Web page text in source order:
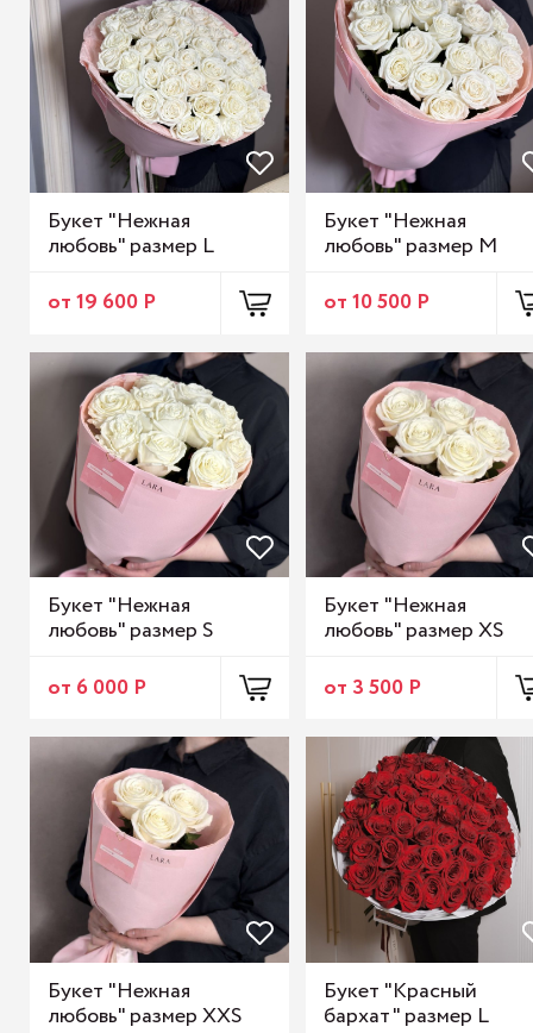
Букет "Нежная
любовь" размер L
от 19 600 Р
Букет "Нежная
любовь" размер М
от 10 500 Р
Букет "Нежная
любовь" размер S
от 6 000 Р
Букет "Нежная
любовь" размер XS
от 3 500 Р
Букет "Нежная
любовь" размер XXS
Букет "Красный
бархат" размер L